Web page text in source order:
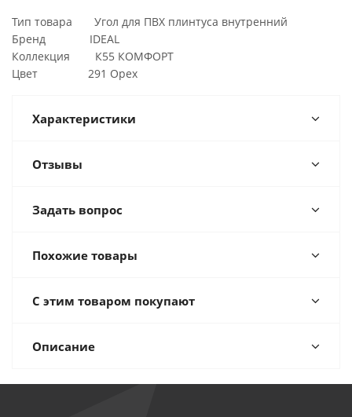
Тип товара Угол для ПВХ плинтуса внутренний
Бренд IDEAL
Коллекция К55 КОМФОРТ
Цвет 291 Орех
Характеристики
Отзывы
Задать вопрос
Похожие товары
С этим товаром покупают
Описание